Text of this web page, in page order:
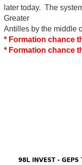
later today. The
Greater
Antilles by the middle
* Formation chance
* Formation chance